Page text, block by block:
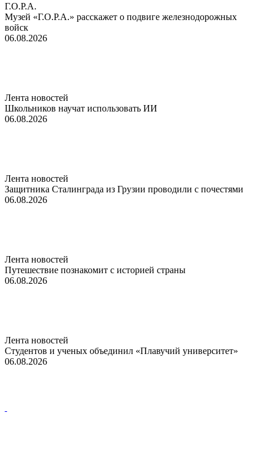
Г.О.Р.А.
Музей «Г.О.Р.А.» расскажет о подвиге железнодорожных
войск
06.08.2026
Лента новостей
Школьников научат использовать ИИ
06.08.2026
Лента новостей
Защитника Сталинграда из Грузии проводили с почестями
06.08.2026
Лента новостей
Путешествие познакомит с историей страны
06.08.2026
Лента новостей
Студентов и ученых объединил «Плавучий университет»
06.08.2026